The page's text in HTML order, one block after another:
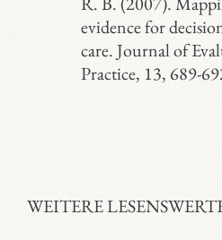
evidence for
care. Journal of
Practice, 13, 689-
WEITERE